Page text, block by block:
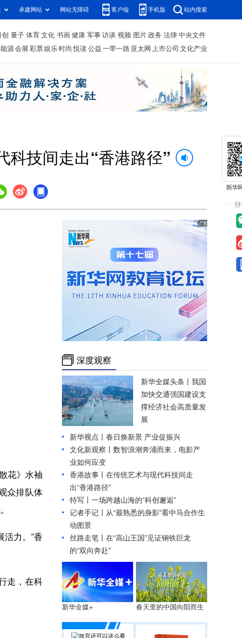
承建网站 网站无障碍 客户端 手机版 站内搜索
创 量子 体育 文化 书画 健康 军事 访谈 视频 图片 政务 法律 中央文件
能源 会展 彩票娱乐 时尚 悦读 公益 一带一路 亚太网 上市公司 文化产业
科技间走出“香港路径”
花》水袖
众排队体
力。”香
走，在科
深度观察
新华全媒头条丨 我国
加快交通强国建设支
撑经济社会高质量发
展
新华视点丨 春日焕新景 产业促振兴
文化新观察丨 数智浪潮奔涌而来，电影产
业如何应变
香港故事丨 在传统艺术与现代科技间走
出“香港路径”
特写丨一场跨越山海的“科创邂逅”
记者手记丨从“最熟悉的身影”看中马合作生
动图景
丝路走笔丨在“高山王国”见证钢铁巨龙
的“双向奔赴”
新华全媒+ 春天里的中国向阳而生